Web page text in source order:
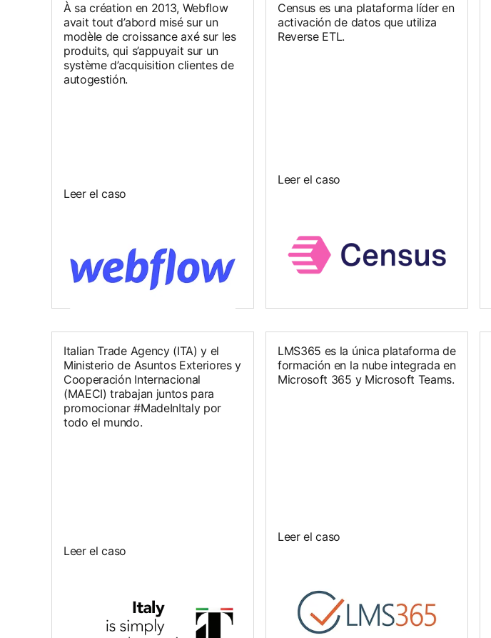
À sa création en 2013, Webflow
avait tout d’abord misé sur un
modèle de croissance axé sur les
produits, qui s’appuyait sur un
système d’acquisition clientes de
autogestión.
Leer el caso
Census es una plataforma líder en
activación de datos que utiliza
Reverse ETL.
Leer el caso
Italian Trade Agency (ITA) y el
Ministerio de Asuntos Exteriores y
Cooperación Internacional
(MAECI) trabajan juntos para
promocionar #MadeInItaly por
todo el mundo.
Leer el caso
LMS365 es la única plataforma de
formación en la nube integrada en
Microsoft 365 y Microsoft Teams.
Leer el caso